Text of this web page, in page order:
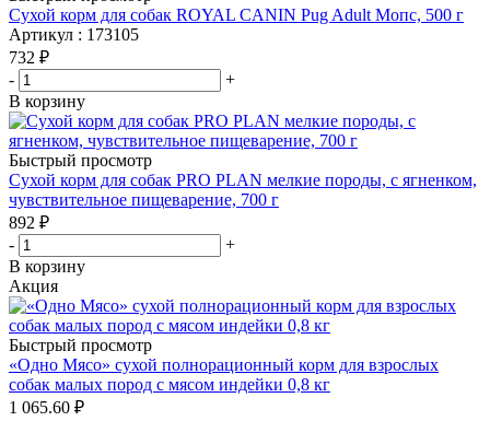
Сухой корм для собак ROYAL CANIN Pug Adult Мопс, 500 г
Артикул : 173105
732 ₽
-
+
В корзину
Быстрый просмотр
Сухой корм для собак PRO PLAN мелкие породы, с ягненком,
чувствительное пищеварение, 700 г
892 ₽
-
+
В корзину
Акция
Быстрый просмотр
«Одно Мясо» сухой полнорационный корм для взрослых
собак малых пород с мясом индейки 0,8 кг
1 065.60 ₽